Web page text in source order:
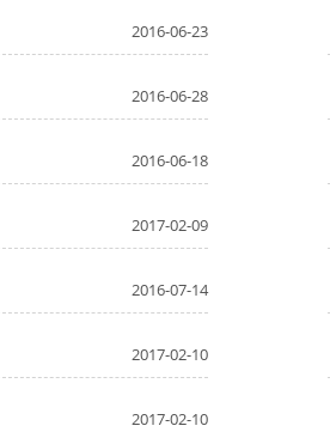
2016-06-23
2016-06-28
2016-06-18
2017-02-09
2016-07-14
2017-02-10
2017-02-10